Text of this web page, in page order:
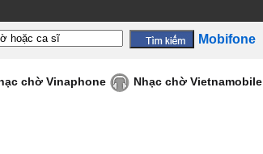
Mobifone
chờ Vinaphone Nhạc chờ Vietnamobile